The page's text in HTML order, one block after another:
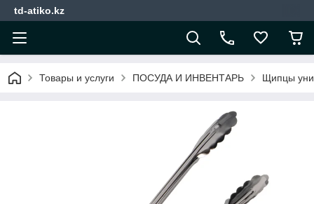
td-atiko.kz
Товары и услуги ПОСУДА И ИНВЕНТАРЬ Щипцы